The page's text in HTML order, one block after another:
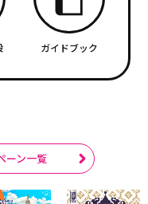
ガイドブック
ーン一覧